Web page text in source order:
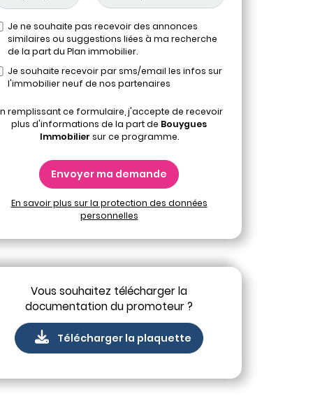
Je ne souhaite pas recevoir des annonces
similaires ou suggestions liées à ma recherche
de la part du Plan immobilier.
Je souhaite recevoir par sms/email les infos sur
l'immobilier neuf de nos partenaires
remplissant ce formulaire, j'accepte de recevoir
plus d'informations de la part de Bouygues
Immobilier sur ce programme.
Envoyer ma demande
En savoir plus sur la protection des données
personnelles
Vous souhaitez télécharger la
documentation du promoteur ?
Télécharger la plaquette